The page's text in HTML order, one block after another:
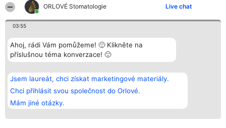
ORLOVÉ Stomatologie Live chat
03:55
Ahoj, rádi Vám pomůžeme! 🙂 Klikněte na
příslušnou téma konverzace! 🙂
Jsem laureát, chci získat marketingové materiály.
Chci přihlásit svou společnost do Orlové.
Mám jiné otázky.
Bright Side Solutions sp. z o.
o. sp. k.
ul. Ruska 22
Wrocław 50-079
KRS 0000749100 | Regon
381313360 | NIP 8943132676
Vítězové
Seznam všech
laureátů
Zásady
Zásady
Kontakt